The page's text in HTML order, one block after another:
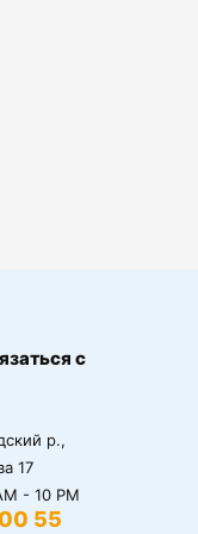
с
р.,
17
- 10 PM
55